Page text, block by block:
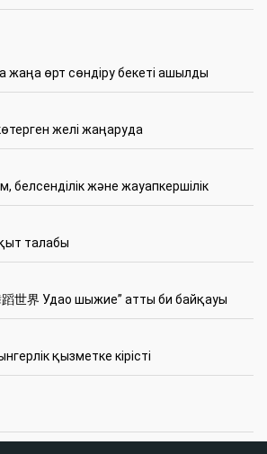
жаңа өрт сөндіру бекеті ашылды
желі жаңаруда
белсенділік және жауапкершілік
талабы
世界 Удао шыжие” атты би байқауы
қызметке кірісті